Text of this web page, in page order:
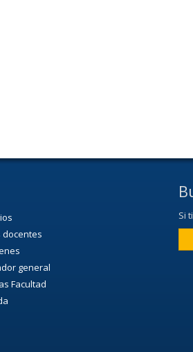
docentes
general
Facultad
Si